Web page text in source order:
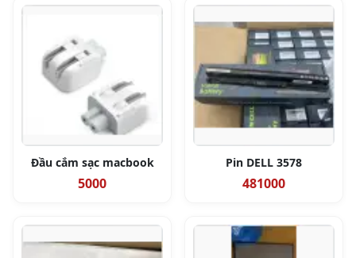
Đầu cắm sạc macbook
5000
Pin DELL 3578
481000